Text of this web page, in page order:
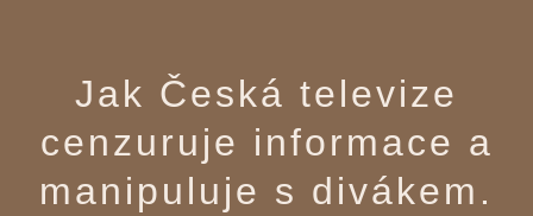
Jak Česká televize
cenzuruje informace a
manipuluje s divákem.